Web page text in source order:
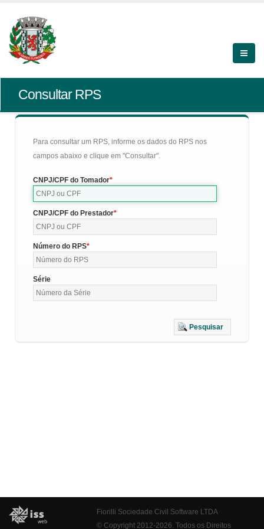
Consultar RPS
Para consultar um RPS, informe os dados do RPS nos
campos abaixo e clique em "Consultar".
CNPJ/CPF do Tomador
CNPJ/CPF do Prestador
Número do RPS
Série
Pesquisar
Fiorilli Sociedade Civil Software LTDA
© Copyright 2012-2026. Todos os Direitos